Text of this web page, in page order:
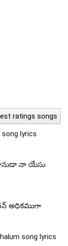
ratings songs
lyrics
నా యేసు
అధికముగా
song lyrics